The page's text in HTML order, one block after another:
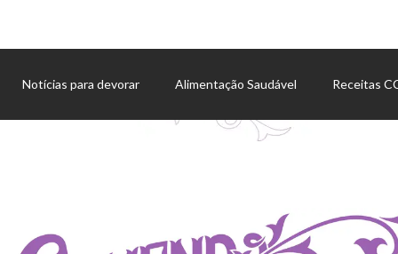
Notícias para devorar Alimentação Saudável Receitas